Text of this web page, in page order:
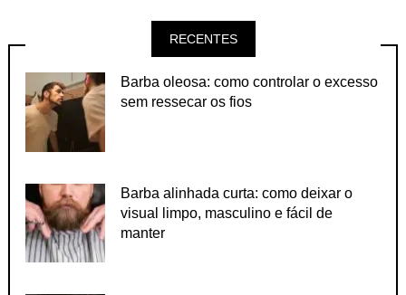
RECENTES
Barba oleosa: como controlar o excesso
sem ressecar os fios
Barba alinhada curta: como deixar o
visual limpo, masculino e fácil de
manter